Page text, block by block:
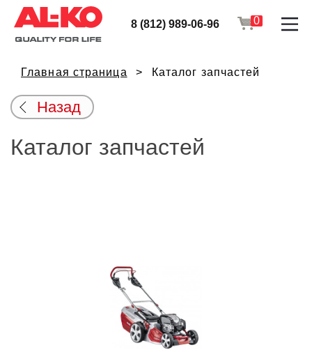
8 (812) 989-06-96 0
Главная страница Каталог запчастей
Назад
Каталог запчастей